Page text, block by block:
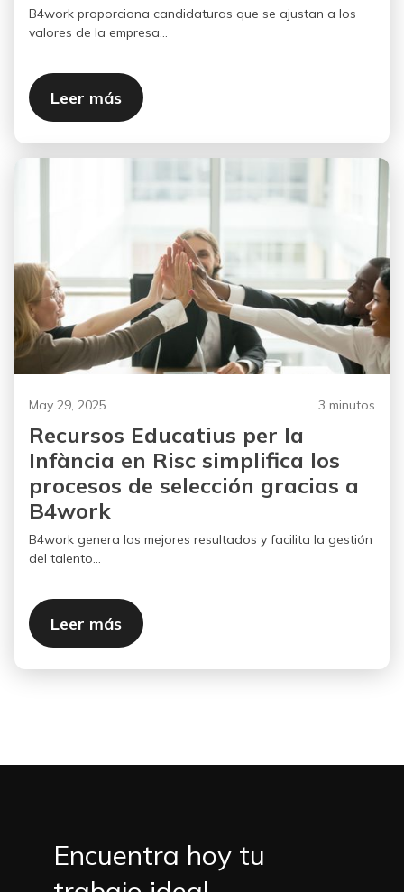
B4work proporciona candidaturas que se ajustan a los
valores de la empresa...
Leer más
May 29, 2025 3 minutos
Recursos Educatius per la
Infància en Risc simplifica los
procesos de selección gracias a
B4work
B4work genera los mejores resultados y facilita la gestión
del talento...
Leer más
Encuentra hoy tu